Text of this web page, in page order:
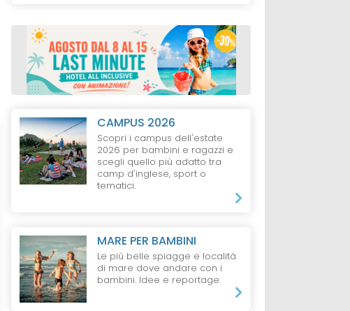
VAL DI
VAL DI
CAMPUS 2026
Scopri i campus dell'estate
2026 per bambini e ragazzi e
scegli quello più adatto tra
camp d'inglese, sport o
tematici.
MARE PER BAMBINI
Le più belle spiagge e località
di mare dove andare con i
bambini. Idee e reportage.